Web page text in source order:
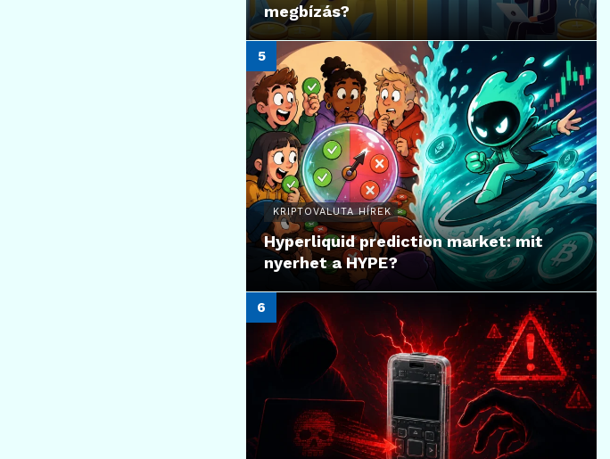
megbízás?
KRIPTOVALUTA HÍREK
Hyperliquid prediction market: mit
nyerhet a HYPE?